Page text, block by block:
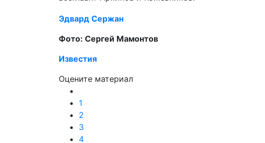
Эдвард Сержан
Фото: Сергей Мамонтов
Известия
Оцените материал
1
2
3
4